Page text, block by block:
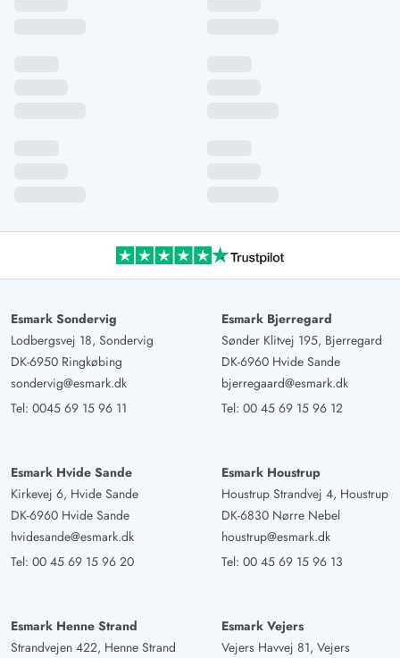
Esmark Sondervig
Lodbergsvej 18, Sondervig
DK-6950 Ringkøbing
sondervig@esmark.dk
Tel: 0045 69 15 96 11
Esmark Bjerregard
Sønder Klitvej 195, Bjerregard
DK-6960 Hvide Sande
bjerregaard@esmark.dk
Tel: 00 45 69 15 96 12
Esmark Hvide Sande
Kirkevej 6, Hvide Sande
DK-6960 Hvide Sande
hvidesande@esmark.dk
Tel: 00 45 69 15 96 20
Esmark Houstrup
Houstrup Strandvej 4, Houstrup
DK-6830 Nørre Nebel
houstrup@esmark.dk
Tel: 00 45 69 15 96 13
Esmark Henne Strand
Strandvejen 422, Henne Strand
Esmark Vejers
Vejers Havvej 81, Vejers